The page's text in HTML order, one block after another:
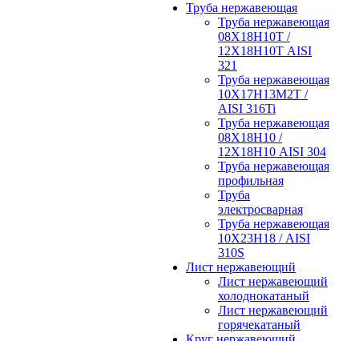
Труба нержавеющая
Труба нержавеющая
08Х18Н10Т /
12Х18Н10Т AISI
321
Труба нержавеющая
10Х17Н13М2Т /
AISI 316Ti
Труба нержавеющая
08Х18Н10 /
12Х18Н10 AISI 304
Труба нержавеющая
профильная
Труба
электросварная
Труба нержавеющая
10Х23Н18 / AISI
310S
Лист нержавеющий
Лист нержавеющий
холоднокатаный
Лист нержавеющий
горячекатаный